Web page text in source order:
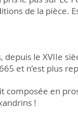
de la pièce.
le XVIIe
et n’est plus
composée en
!